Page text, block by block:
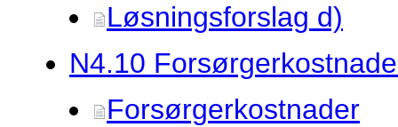
Løsningsforslag d)
N4.10
Forsørgerkostnader